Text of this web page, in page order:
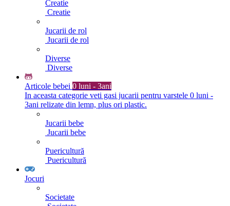
Creatie
Creatie
Jucarii de rol
Jucarii de rol
Diverse
Diverse
Articole bebei 0 luni - 3ani
In aceasta categorie veti gasi jucarii pentru varstele 0 luni -
3ani relizate din lemn, plus ori plastic.
Jucarii bebe
Jucarii bebe
Puericultură
Puericultură
Jocuri
Societate